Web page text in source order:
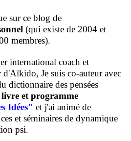
sur ce blog de
(qui existe de 2004 et
membres).
international coach et
d'Aïkido, Je suis co-auteur avec
dictionnaire des pensées
et programme
Idées" et j'ai animé de
et séminaires de dynamique
psi.